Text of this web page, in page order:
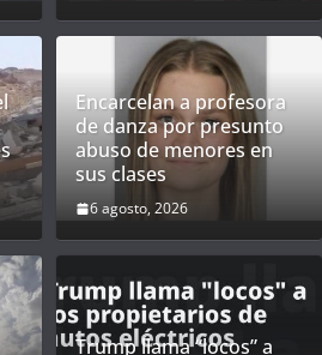
Encarcelan a profesora
de danza por presunto
abuso de menores en
sus clases
6 agosto, 2026
Trump llama “locos” a